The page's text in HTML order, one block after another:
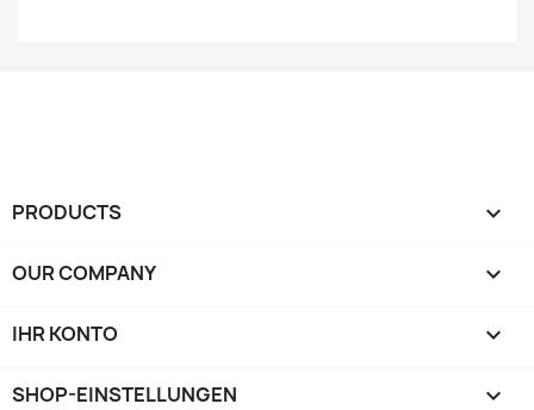
PRODUCTS 
OUR COMPANY 
IHR KONTO 
SHOP-EINSTELLUNGEN keyboard_arrow_down